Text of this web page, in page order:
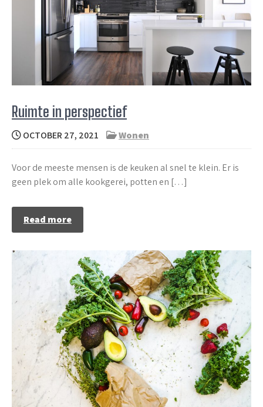
Ruimte in perspectief
OCTOBER 27, 2021 Wonen
Voor de meeste mensen is de keuken al snel te klein. Er is
geen plek om alle kookgerei, potten en […]
Read more